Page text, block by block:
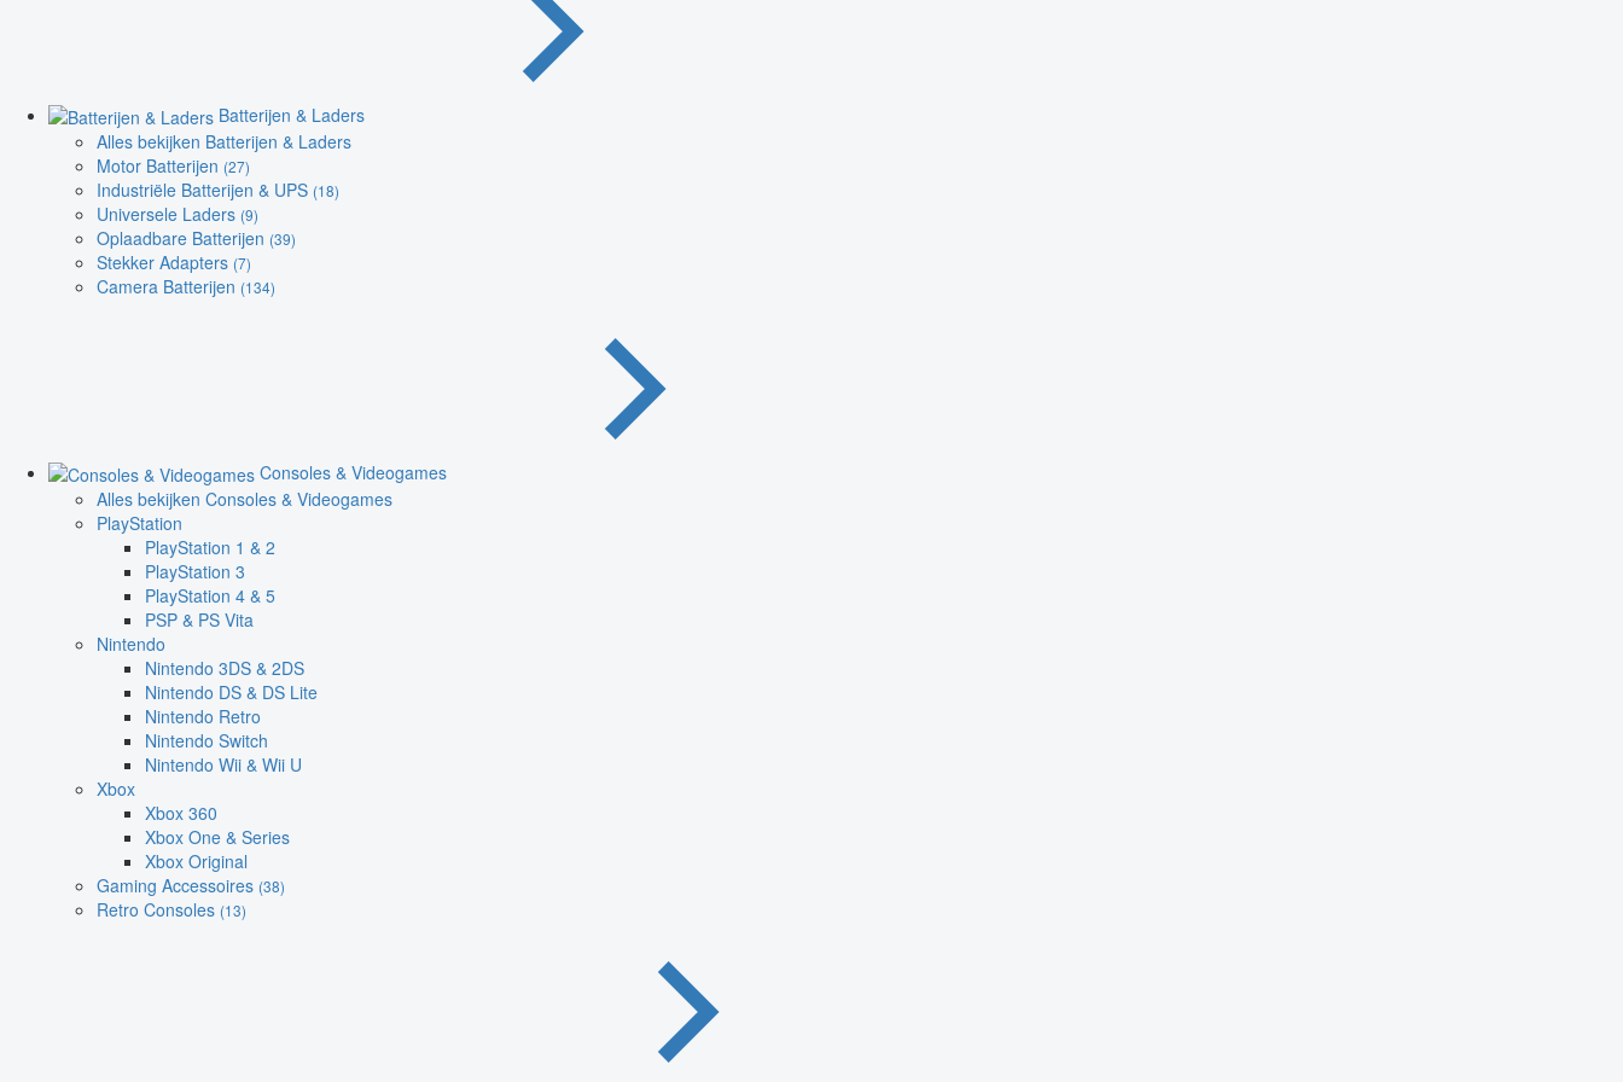
Batterijen & Laders
Alles bekijken Batterijen & Laders
Motor Batterijen (27)
Industriële Batterijen & UPS (18)
Universele Laders (9)
Oplaadbare Batterijen (39)
Stekker Adapters (7)
Camera Batterijen (134)
Consoles & Videogames
Alles bekijken Consoles & Videogames
PlayStation
PlayStation 1 & 2
PlayStation 3
PlayStation 4 & 5
PSP & PS Vita
Nintendo
Nintendo 3DS & 2DS
Nintendo DS & DS Lite
Nintendo Retro
Nintendo Switch
Nintendo Wii & Wii U
Xbox
Xbox 360
Xbox One & Series
Xbox Original
Gaming Accessoires (38)
Retro Consoles (13)